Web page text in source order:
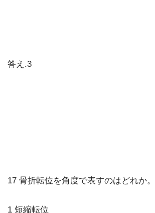
答え.3
17 骨折転位を角度で表すのはどれか。
1 短縮転位